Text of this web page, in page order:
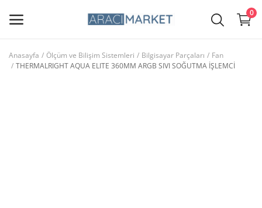
0
Ana Menü
Anasayfa Ölçüm ve Bilişim Sistemleri Bilgisayar Parçaları
Fan
THERMALRIGHT AQUA ELITE 360MM ARGB SIVI SOĞUTMA İŞLEMCİ